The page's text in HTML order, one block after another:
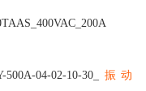
500A-04-02-10-30_
振动